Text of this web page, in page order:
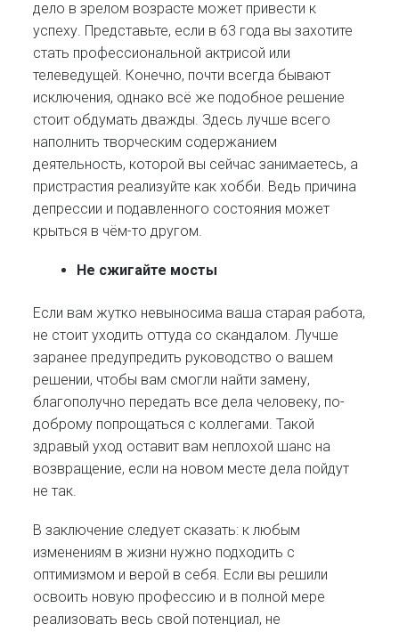
дело в зрелом возрасте может привести к
успеху. Представьте, если в 63 года вы захотите
стать профессиональной актрисой или
телеведущей. Конечно, почти всегда бывают
исключения, однако всё же подобное решение
стоит обдумать дважды. Здесь лучше всего
наполнить творческим содержанием
деятельность, которой вы сейчас занимаетесь, а
пристрастия реализуйте как хобби. Ведь причина
депрессии и подавленного состояния может
крыться в чём-то другом.
Не сжигайте мосты
Если вам жутко невыносима ваша старая работа,
не стоит уходить оттуда со скандалом. Лучше
заранее предупредить руководство о вашем
решении, чтобы вам смогли найти замену,
благополучно передать все дела человеку, по-
доброму попрощаться с коллегами. Такой
здравый уход оставит вам неплохой шанс на
возвращение, если на новом месте дела пойдут
не так.
В заключение следует сказать: к любым
изменениям в жизни нужно подходить с
оптимизмом и верой в себя. Если вы решили
освоить новую профессию и в полной мере
реализовать весь свой потенциал, не